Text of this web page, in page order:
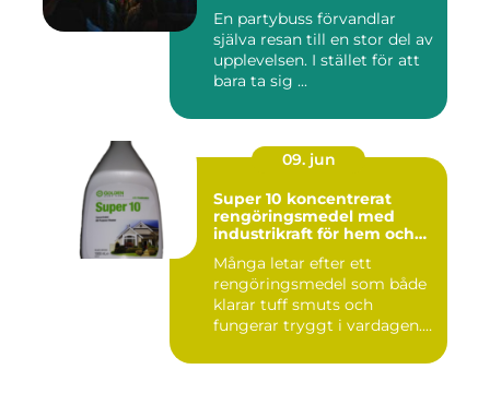
En partybuss förvandlar
själva resan till en stor del av
upplevelsen. I stället för att
bara ta sig ...
09. jun
Super 10 koncentrerat
rengöringsmedel med
industrikraft för hem och
Många letar efter ett
rengöringsmedel som både
klarar tuff smuts och
fungerar tryggt i vardagen.